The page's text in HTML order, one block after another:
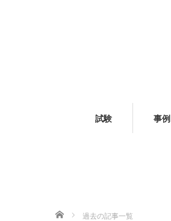
試験 事例
ホーム 過去の記事一覧